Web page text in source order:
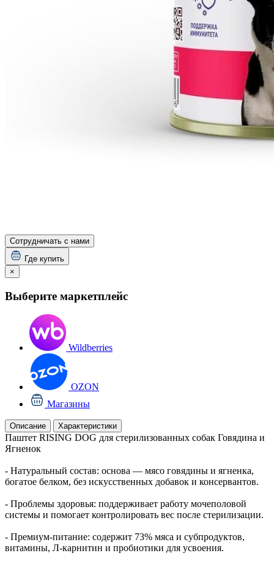
Сотрудничать с нами
Где купить
×
Выберите маркетплейс
Wildberries
OZON
Магазины
Описание Характеристики
Паштет RISING DOG для стерилизованных собак Говядина и
Ягненок
- Натуральный состав: основа — мясо говядины и ягненка,
богатое белком, без искусственных добавок и консервантов.
- Проблемы здоровья: поддерживает работу мочеполовой
системы и помогает контролировать вес после стерилизации.
- Премиум-питание: содержит 73% мяса и субпродуктов,
витамины, Л-карнитин и пробиотики для усвоения.